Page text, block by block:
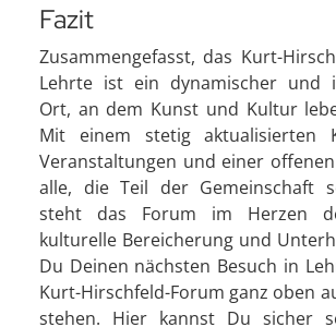
Fazit
Zusammengefasst, das Kurt-
Lehrte ist ein dynamischer und
Ort, an dem Kunst und Kultur
Mit einem stetig aktualisierten
Veranstaltungen und einer
alle, die Teil der Gemeinschaft
steht das Forum im Herzen
kulturelle Bereicherung und
Du Deinen nächsten Besuch in
Kurt-Hirschfeld-Forum ganz oben
stehen. Hier kannst Du sicher